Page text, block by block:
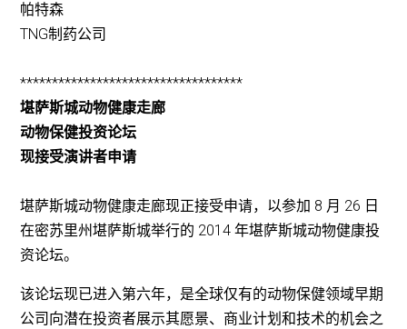
帕特森
TNG制药公司
***********************************
堪萨斯城动物健康走廊
动物保健投资论坛
现接受演讲者申请
堪萨斯城动物健康走廊现正接受申请，以参加 8 月 26 日
在密苏里州堪萨斯城举行的 2014 年堪萨斯城动物健康投
资论坛。
该论坛现已进入第六年，是全球仅有的动物保健领域早期
公司向潜在投资者展示其愿景、商业计划和技术的机会之